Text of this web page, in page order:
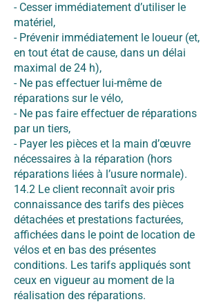
- Cesser immédiatement d’utiliser le
matériel,
- Prévenir immédiatement le loueur (et,
en tout état de cause, dans un délai
maximal de 24 h),
- Ne pas effectuer lui-même de
réparations sur le vélo,
- Ne pas faire effectuer de réparations
par un tiers,
- Payer les pièces et la main d’œuvre
nécessaires à la réparation (hors
réparations liées à l’usure normale).
14.2 Le client reconnaît avoir pris
connaissance des tarifs des pièces
détachées et prestations facturées,
affichées dans le point de location de
vélos et en bas des présentes
conditions. Les tarifs appliqués sont
ceux en vigueur au moment de la
réalisation des réparations.